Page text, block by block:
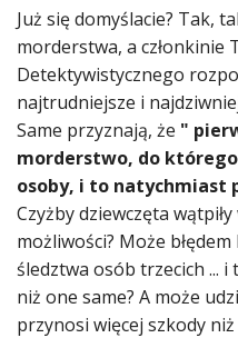
Już się domyślacie? Tak,
morderstwa, a członkinie
Detektywistycznego
najtrudniejsze i
Same przyznają, że "
morderstwo, do którego
osoby, i to natychmiast
Czyżby dziewczęta
możliwości? Może
śledztwa osób trzecich ...
niż one same? A może
przynosi więcej szkody